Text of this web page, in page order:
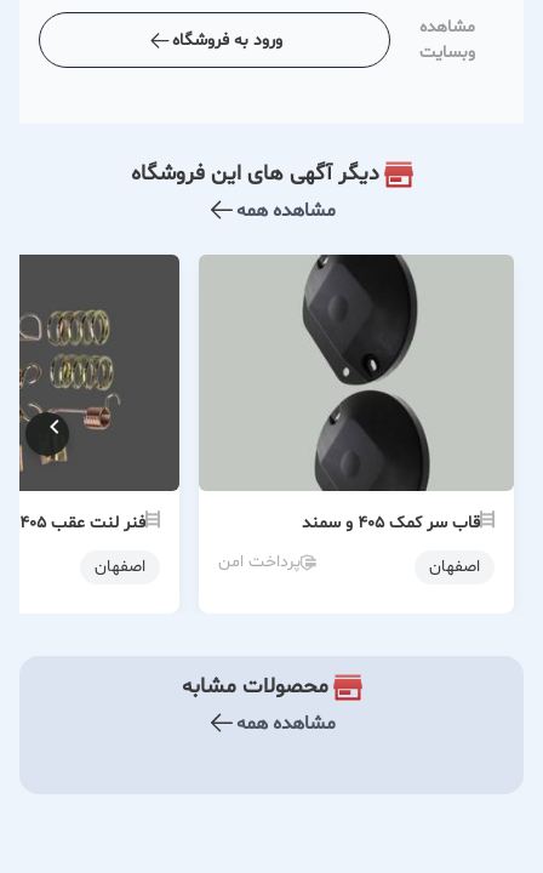
مشاهده
وبسایت
ورود به فروشگاه
دیگر آگهی های این فروشگاه
مشاهده همه
قاب سر کمک ۴۰۵ و سمند
اصفهان
پرداخت امن
فنر لنت عقب ۴۰۵
اصفهان
محصولات مشابه
مشاهده همه